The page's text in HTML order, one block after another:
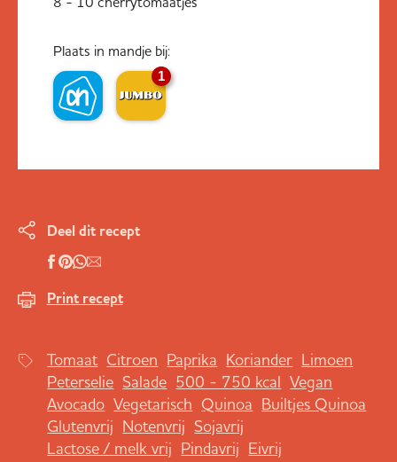
Plaats in mandje bij:
1
Deel dit recept
Print recept
Tomaat Citroen Paprika Koriander Limoen
Peterselie Salade 500 - 750 kcal Vegan
Avocado Vegetarisch Quinoa Builtjes Quinoa
Glutenvrij Notenvrij Sojavrij
Lactose / melk vrij Pindavrij Eivrij